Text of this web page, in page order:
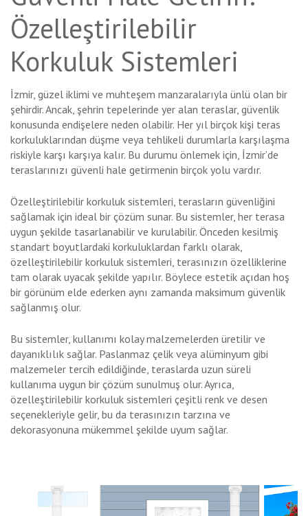
Özelleştirilebilir
Korkuluk Sistemleri
İzmir, güzel iklimi ve muhteşem manzaralarıyla ünlü olan bir
şehirdir. Ancak, şehrin tepelerinde yer alan teraslar, güvenlik
konusunda endişelere neden olabilir. Her yıl birçok kişi teras
korkuluklarından düşme veya tehlikeli durumlarla karşılaşma
riskiyle karşı karşıya kalır. Bu durumu önlemek için, İzmir’de
teraslarınızı güvenli hale getirmenin birçok yolu vardır.
Özelleştirilebilir korkuluk sistemleri, terasların güvenliğini
sağlamak için ideal bir çözüm sunar. Bu sistemler, her terasa
uygun şekilde tasarlanabilir ve kurulabilir. Önceden kesilmiş
standart boyutlardaki korkuluklardan farklı olarak,
özelleştirilebilir korkuluk sistemleri, terasınızın özelliklerine
tam olarak uyacak şekilde yapılır. Böylece estetik açıdan hoş
bir görünüm elde ederken aynı zamanda maksimum güvenlik
sağlanmış olur.
Bu sistemler, kullanımı kolay malzemelerden üretilir ve
dayanıklılık sağlar. Paslanmaz çelik veya alüminyum gibi
malzemeler tercih edildiğinde, teraslarda uzun süreli
kullanıma uygun bir çözüm sunulmuş olur. Ayrıca,
özelleştirilebilir korkuluk sistemleri çeşitli renk ve desen
seçenekleriyle gelir, bu da terasınızın tarzına ve
dekorasyonuna mükemmel şekilde uyum sağlar.